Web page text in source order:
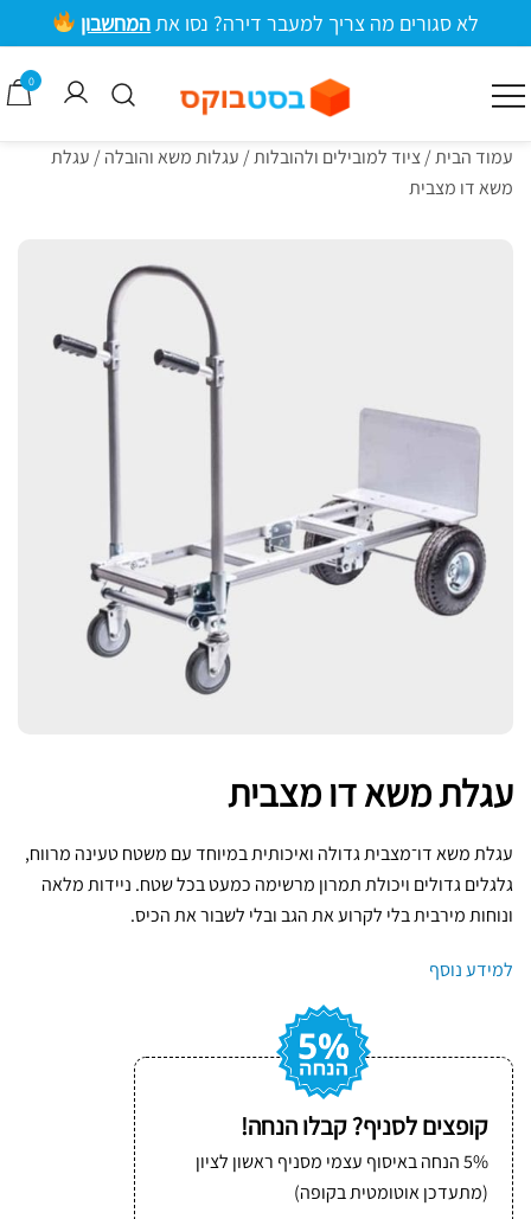
לתוכן
לא סגורים מה צריך למעבר דירה? נסו את המחשבון
בסטבוקס
0
עמוד הבית/ציוד למובילים ולהובלות/ עגלות משא והובלה/ עגלת
משא דו מצבית
עגלת משא דו מצבית
עגלת משא דו־מצבית גדולה ואיכותית במיוחד עם משטח טעינה מרווח,
גלגלים גדולים ויכולת תמרון מרשימה כמעט בכל שטח. ניידות מלאה
ונוחות מירבית בלי לקרוע את הגב ובלי לשבור את הכיס.
למידע נוסף
קופצים לסניף? קבלו הנחה!
5% הנחה באיסוף עצמי מסניף ראשון לציון
(מתעדכן אוטומטית בקופה)